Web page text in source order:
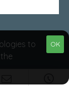
OK
to